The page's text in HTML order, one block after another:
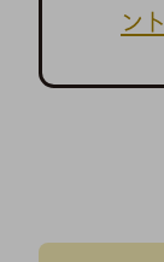
ント